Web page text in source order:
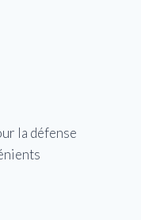
la défense